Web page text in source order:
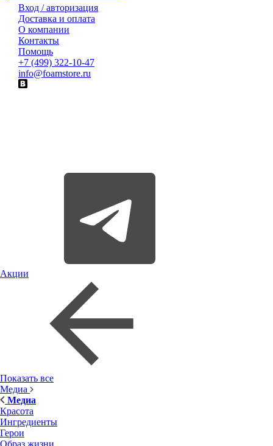
Вход / авторизация
Доставка и оплата
О компании
Контакты
Помощь
+7 (499) 322-10-47
info@foamstore.ru
Акции
Показать все
Медиа
Медиа
Красота
Ингредиенты
Герои
Образ жизни